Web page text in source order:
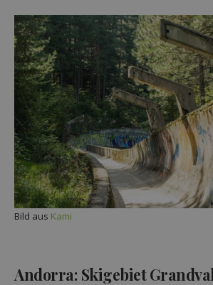
Bild aus Kami
Andorra: Skigebiet